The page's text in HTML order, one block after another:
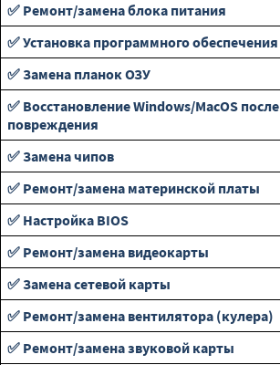
✅ Ремонт/замена блока питания
✅ Установка программного обеспечения
✅ Замена планок ОЗУ
✅ Восстановление Windows/MacOS после
повреждения
✅ Замена чипов
✅ Ремонт/замена материнской платы
✅ Настройка BIOS
✅ Ремонт/замена видеокарты
✅ Замена сетевой карты
✅ Ремонт/замена вентилятора (кулера)
✅ Ремонт/замена звуковой карты